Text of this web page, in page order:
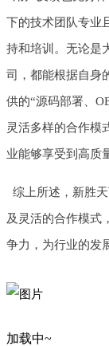
下的技术团队专业
持和培训。无论是
司，都能根据自身
供的“源码部署、
灵活多样的合作模
业能够享受到高质
综上所述，新胜
及灵活的合作模式
争力，为行业的发
加载中~